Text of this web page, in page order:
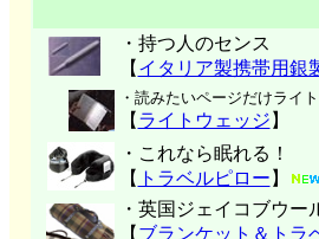
・持つ人のセンス
【 イタリア製携帯用銀
・読みたいページだけライ
【 ライトウェッジ 】
・これなら眠れる！
【 トラベルピロー 】
・英国ジェイコブウー
【 ブランケット＆トラ